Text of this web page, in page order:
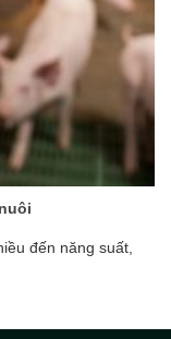
đến năng suất,